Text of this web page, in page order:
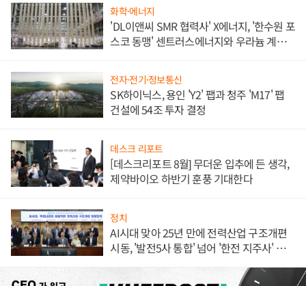
화학·에너지
'DL이앤씨 SMR 협력사' X에너지, '한수원 포
스코 동맹' 센트러스에너지와 우라늄 계약
전자·전기·정보통신
SK하이닉스, 용인 'Y2' 팹과 청주 'M17' 팹
건설에 54조 투자 결정
데스크 리포트
[데스크리포트 8월] 무더운 입추에 든 생각,
제약바이오 하반기 훈풍 기대한다
정치
AI시대 맞아 25년 만에 전력산업 구조개편
시동, '발전5사 통합' 넘어 '한전 지주사' 재편